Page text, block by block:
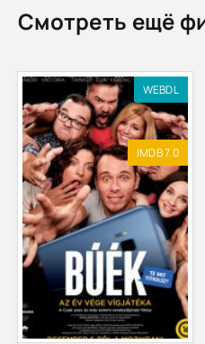
Смотреть ещё
WEBDL
IMDB 7.0